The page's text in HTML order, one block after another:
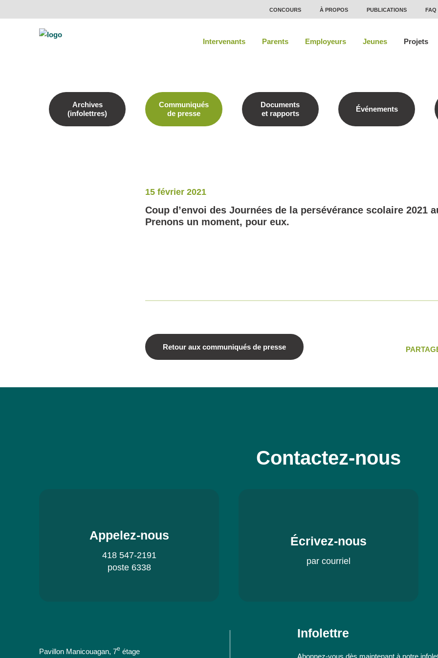
CONCOURS À PROPOS PUBLICATIONS FAQ
Intervenants Parents Employeurs Jeunes Projets
Archives
(infolettres)
Communiqués
de presse
Documents
et rapports
Événements
15 février 2021
Coup d’envoi des Journées de la persévérance scolaire 2021
Prenons un moment, pour eux.
Retour aux communiqués de presse
Contactez-nous
Appelez-nous
418 547-2191
poste 6338
Écrivez-nous
par courriel
Pavillon Manicouagan, 7e étage
Infolettre
Abonnez-vous dès maintenant à notre